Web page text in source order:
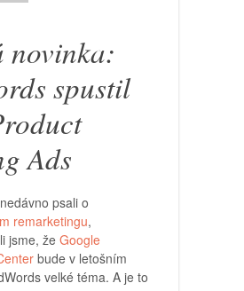
novinka:
spustil
Ads
psali o
remarketingu,
jsme, že Google
bude v letošním
velké téma. A je to